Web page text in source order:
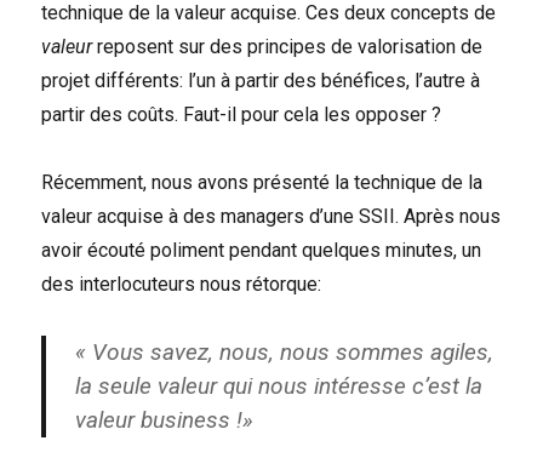
technique de la valeur acquise. Ces deux concepts de
valeurreposent sur des principes de valorisation de
projet différents: l’un à partir des bénéfices, l’autre à
partir des coûts. Faut-il pour cela les opposer ?
Récemment, nous avons présenté la technique de la
valeur acquise à des managers d’une SSII. Après nous
avoir écouté poliment pendant quelques minutes, un
des interlocuteurs nous rétorque:
« Vous savez, nous, nous sommes agiles,
la seule valeur qui nous intéresse c’est la
valeur business !»